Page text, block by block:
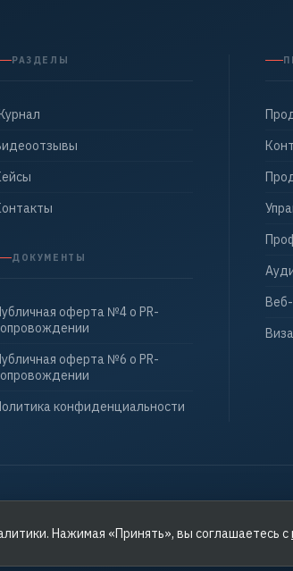
РАЗДЕЛЫ
ДОКУМЕНТЫ
оферта №4 о PR-
оферта №6 о PR-
конфиденциальности
Нажимая «Принять», вы соглашаетесь с